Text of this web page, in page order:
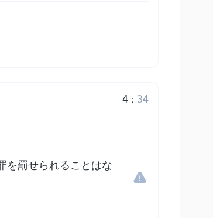
4: 34
を罰せられることはな